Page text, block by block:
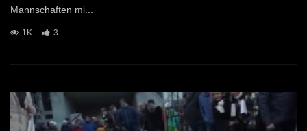
Mannschaften mi...
1K 3